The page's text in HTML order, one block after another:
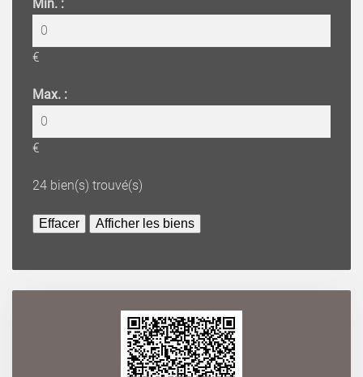
Min. :
€
Max. :
€
24 bien(s) trouvé(s)